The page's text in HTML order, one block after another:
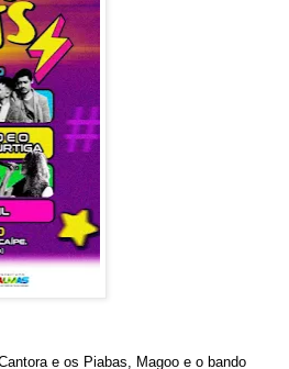
e os Piabas, Magoo e o bando